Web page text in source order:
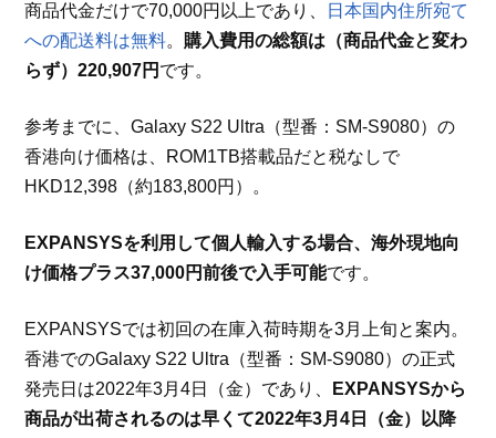
商品代金だけで70,000円以上であり、
日本国内住所宛て
への配送料は無料。 購入費用の総額は（商品代金と変わ
らず）220,907円 です。
参考までに、Galaxy S22 Ultra（型番：SM-S9080）の
香港向け価格は、ROM1TB搭載品だと税なしで
HKD12,398（約183,800円）。
EXPANSYSを利用して個人輸入する場合、海外現地向
け価格プラス37,000円前後で入手可能です。
EXPANSYSでは初回の在庫入荷時期を3月上旬と案内。
香港でのGalaxy S22 Ultra（型番：SM-S9080）の正式
発売日は2022年3月4日（金）であり、
EXPANSYSから
商品が出荷されるのは早くて2022年3月4日（金）以降